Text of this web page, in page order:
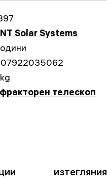
Solar Systems
телескоп
изтегляния